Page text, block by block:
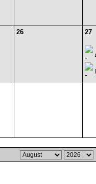
26 27